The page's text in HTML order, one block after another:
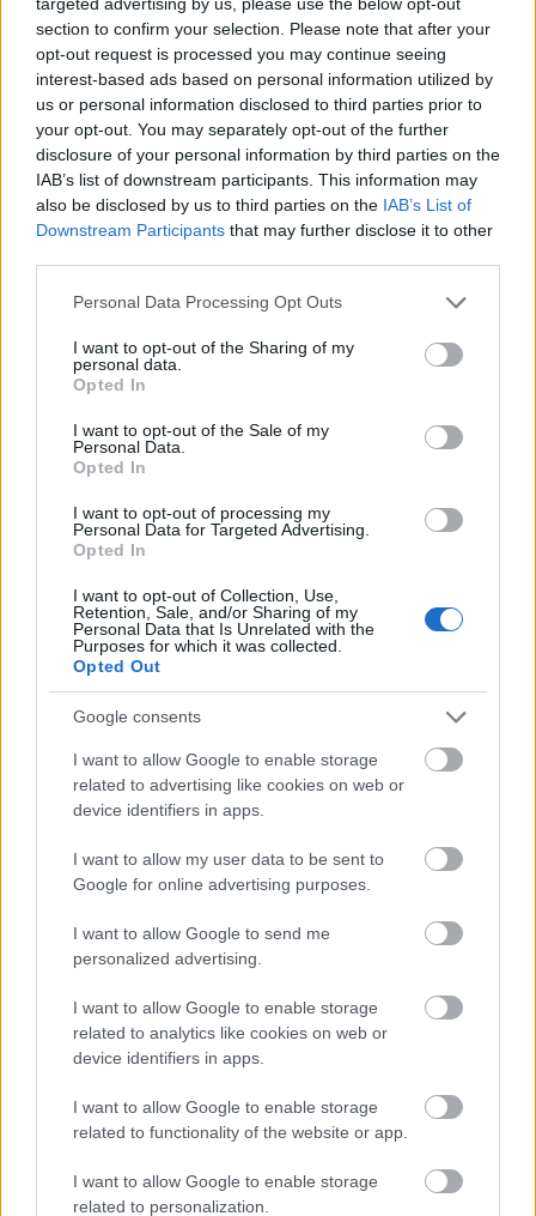
section to confirm your selection. Please note that after your
opt-out request is processed you may continue seeing
interest-based ads based on personal information utilized by
us or personal information disclosed to third parties prior to
your opt-out. You may separately opt-out of the further
disclosure of your personal information by third parties on the
IAB’s list of downstream participants. This information may
also be disclosed by us to third parties on the IAB’s List of
Downstream Participants that may further disclose it to other
Please note that this website/app uses one or more Google
not limited to your visit or usage behaviour. You may click to
grant or deny consent to Google and its third-party tags to
use your data for below specified purposes in below Google
consent section.
Personal Data Processing Opt Outs
I want to opt-out of the Sharing of my
personal data.
Opted In
I want to opt-out of the Sale of my
Personal Data.
Opted In
I want to opt-out of processing my
Personal Data for Targeted Advertising.
Opted In
I want to opt-out of Collection, Use,
Retention, Sale, and/or Sharing of my
Personal Data that Is Unrelated with the
Purposes for which it was collected.
Opted Out
Google consents
I want to allow Google to enable storage
related to advertising like cookies on web or
device identifiers in apps.
I want to allow my user data to be sent to
Google for online advertising purposes.
I want to allow Google to send me
personalized advertising.
I want to allow Google to enable storage
related to analytics like cookies on web or
device identifiers in apps.
I want to allow Google to enable storage
related to functionality of the website or app.
I want to allow Google to enable storage
related to personalization.
Röpl. 21/1. péld. –Régi Nyomtatványok Tára
A német nyelvterületen (Nürnbergben) készült
röplap kiadója a nyelvválasztással csak a helyi,
délnémet olvasóközönséget célozta meg, és
egyszerűbb, csak I. Miksa császári címerét
szerepeltette a címlapon arany mezőben lebegő
fekete kétfejű sas, mellén a Habsburg-családi
címerrel:
Newe Zeytung: wie unnd welcher Gestalt Keyserliche